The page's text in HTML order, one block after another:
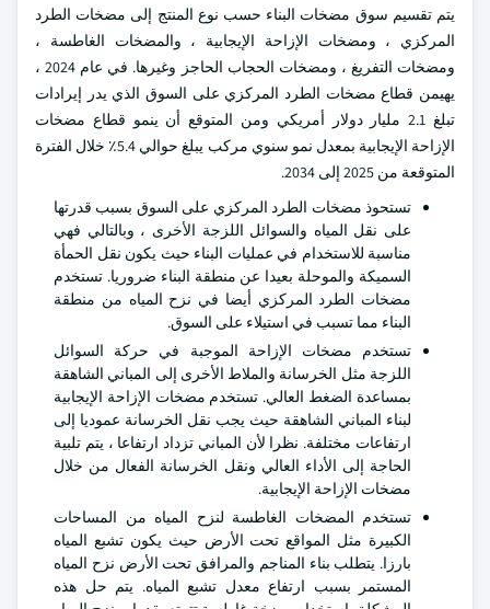
يتم تقسيم سوق مضخات البناء حسب نوع المنتج إلى مضخات الطرد
المركزي ، ومضخات الإزاحة الإيجابية ، والمضخات الغاطسة ،
ومضخات التفريغ ، ومضخات الحجاب الحاجز وغيرها. في عام 2024 ،
يهيمن قطاع مضخات الطرد المركزي على السوق الذي يدر إيرادات
تبلغ 2.1 مليار دولار أمريكي ومن المتوقع أن ينمو قطاع مضخات
الإزاحة الإيجابية بمعدل نمو سنوي مركب يبلغ حوالي 5.4٪ خلال الفترة
المتوقعة من 2025 إلى 2034.
تستحوذ مضخات الطرد المركزي على السوق بسبب قدرتها
على نقل المياه والسوائل اللزجة الأخرى ، وبالتالي فهي
مناسبة للاستخدام في عمليات البناء حيث يكون نقل الحمأة
السميكة والموحلة بعيدا عن منطقة البناء ضروريا. تستخدم
مضخات الطرد المركزي أيضا في نزح المياه من منطقة
البناء مما تسبب في استيلاء على السوق.
تستخدم مضخات الإزاحة الموجبة في حركة السوائل
اللزجة مثل الخرسانة والملاط الأخرى إلى المباني الشاهقة
بمساعدة الضغط العالي. تستخدم مضخات الإزاحة الإيجابية
لبناء المباني الشاهقة حيث يجب نقل الخرسانة عموديا إلى
ارتفاعات مختلفة. نظرا لأن المباني تزداد ارتفاعا ، يتم تلبية
الحاجة إلى الأداء العالي ونقل الخرسانة الفعال من خلال
مضخات الإزاحة الإيجابية.
تستخدم المضخات الغاطسة لنزح المياه من المساحات
الكبيرة مثل المواقع تحت الأرض حيث يكون تشبع المياه
بارزا. يتطلب بناء المناجم والمرافق تحت الأرض نزح المياه
المستمر بسبب ارتفاع معدل تشبع المياه. يتم حل هذه